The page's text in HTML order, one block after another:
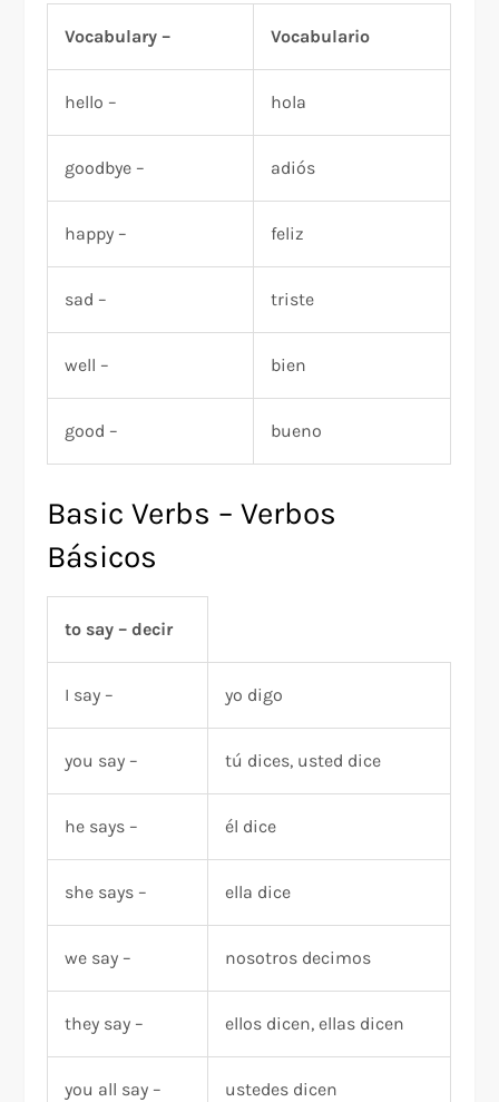
Vocabulary – Vocabulario
hello – hola
goodbye – adiós
happy – feliz
sad – triste
well – bien
good – bueno
Basic Verbs – Verbos
Básicos
to say – decir
I say – yo digo
you say – tú dices, usted dice
he says – él dice
she says – ella dice
we say – nosotros decimos
they say – ellos dicen, ellas dicen
you all say – ustedes dicen